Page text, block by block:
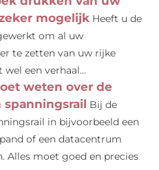
mogelijk Heeft u de
om al uw
te zetten van uw rijke
wel een verhaal...
weten over de
spanningsrail Bij de
in bijvoorbeeld een
of een datacentrum
Alles moet goed en precies